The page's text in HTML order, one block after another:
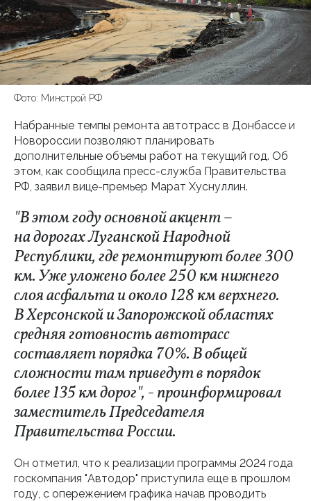
Фото: Минстрой РФ
Набранные темпы ремонта автотрасс в Донбассе и
Новороссии позволяют планировать
дополнительные объемы работ на текущий год. Об
этом, как сообщила пресс-служба Правительства
РФ, заявил вице-премьер Марат Хуснуллин.
"В этом году основной акцент –
на дорогах Луганской Народной
Республики, где ремонтируют более 300
км. Уже уложено более 250 км нижнего
слоя асфальта и около 128 км верхнего.
В Херсонской и Запорожской областях
средняя готовность автотрасс
составляет порядка 70%. В общей
сложности там приведут в порядок
более 135 км дорог", - проинформировал
заместитель Председателя
Правительства России.
Он отметил, что к реализации программы 2024 года
госкомпания "Автодор" приступила еще в прошлом
году, с опережением графика начав проводить